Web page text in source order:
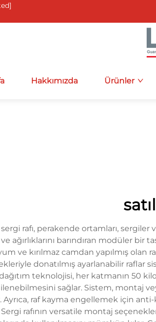
Hakkımızda Ürünler
sergi rafı, perakende ortamları,
ağırlıklarını barındıran modüler
ve kırılmaz camdan yapılmış
donatılmış ayarlanabilir
teknolojisi, her katmanın 50
sağlar. Sistem, montaj
Ayrıca, raf kayma engellemek için
rafının versatile montaj